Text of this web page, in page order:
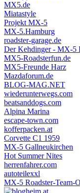
MX5.de
Miatastyle
Projekt MX-5
MX-5.Hamburg
roadster-garage.de
Der Kehdinger - MX-5
MX5-Roadsterfun.de
MX5-Freunde Harz
Mazdaforum.de
BLOG-MAG.NET
wiederunterwegs.com
beatsanddogs.com
Alpina Marina
escape-town.com
kofferpacken.at
Corvette C1 1959
MX-5 Gallneukirchen
Hot Summer Nites
herrenfahrer.com
autoteilexxl
MX-5 Roadster-Team-